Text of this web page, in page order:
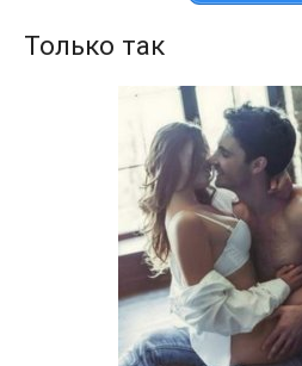
Только так